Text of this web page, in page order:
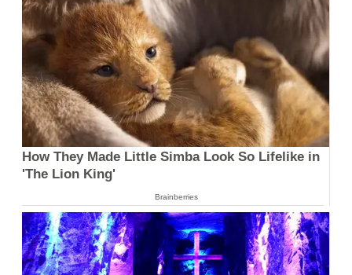
How They Made Little Simba Look So Lifelike in
'The Lion King'
Brainberries